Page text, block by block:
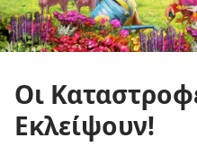
Οι
Εκλείψουν!